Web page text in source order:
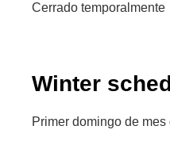
Cerrado temporalmente
Winter
Primer domingo de